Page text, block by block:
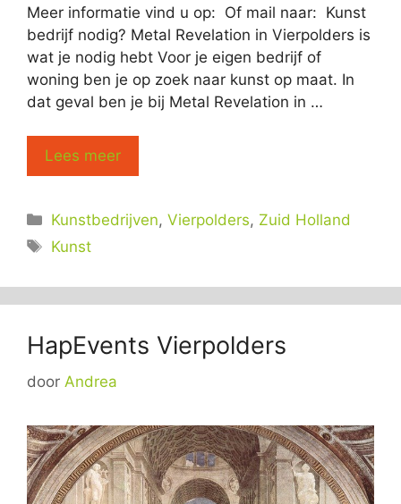
Meer informatie vind u op: Of mail naar: Kunst
bedrijf nodig? Metal Revelation in Vierpolders is
wat je nodig hebt Voor je eigen bedrijf of
woning ben je op zoek naar kunst op maat. In
dat geval ben je bij Metal Revelation in …
Lees meer
Categorieën
Kunstbedrijven,Vierpolders, Zuid Holland
Tags
Kunst
HapEvents Vierpolders
door Andrea